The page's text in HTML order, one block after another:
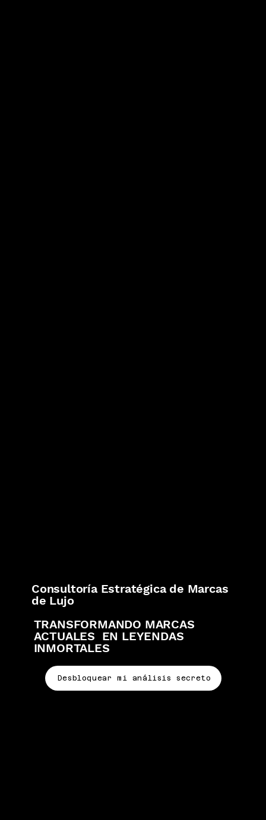
Consultoría Estratégica de Marcas
de Lujo
TRANSFORMANDO MARCAS
ACTUALES EN LEYENDAS
INMORTALES
Desbloquear mi análisis secreto